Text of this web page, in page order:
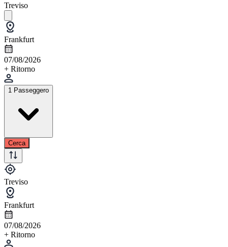
Treviso
Frankfurt
07/08/2026
+ Ritorno
1 Passeggero
Cerca
Treviso
Frankfurt
07/08/2026
+ Ritorno